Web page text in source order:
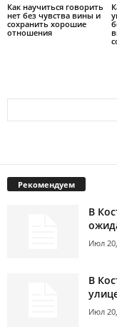
Как научиться говорить
нет без чувства вины и
сохранить хорошие
отношения
Рекомендуем
В
Июл
В
Июл